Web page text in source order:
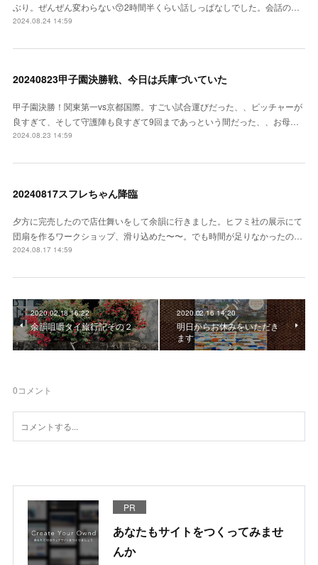
ぶり。ぜんぜん変わらない😙2時間半くらい話しっぱなしでした。会話の…
2024.08.24 14:59
20240823甲子園決勝戦、今日は兵庫づいていた
甲子園決勝！関東第一vs京都国際。すごい試合運びだった、、ピッチャーが
良すぎて、そして守護陣も良すぎて9回まであっという間だった、、お母…
2024.08.23 14:59
20240817スフレちゃん降臨
夕方に完売したので店仕舞いをして余韻に行きました。ヒフミ社の展示にて
団扇を作るワークショップ、滑り込めた〜〜。でも時間が足りなかったの…
2024.08.17 14:59
2020.02.18 16:22
余韻咀嚼タイ旅行記その２
2020.02.16 14:20
明日からお休みをいただき
ます
0コメント
PR
あなたもサイトをつくってみませ
んか